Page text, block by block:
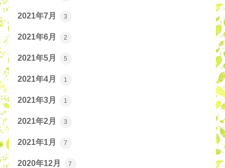
2021年7月 3
2021年6月 2
2021年5月 5
2021年4月 1
2021年3月 1
2021年2月 3
2021年1月 7
2020年12月 7